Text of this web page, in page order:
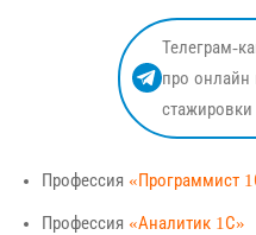
Телеграм-
про онлайн
Профессия «Программист
Профессия «Аналитик 1С»